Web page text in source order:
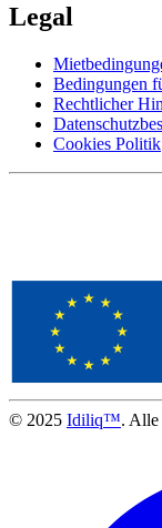
Legal
Bedingungen
Rechtlicher
Cookies Politik
© 2025 Idiliq™. Alle